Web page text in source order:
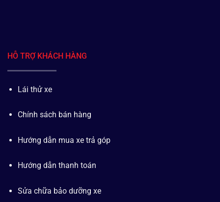
HỖ TRỢ KHÁCH HÀNG
Lái thử xe
Chính sách bán hàng
Hướng dẫn mua xe trả góp
Hướng dẫn thanh toán
Sửa chữa bảo dưỡng xe